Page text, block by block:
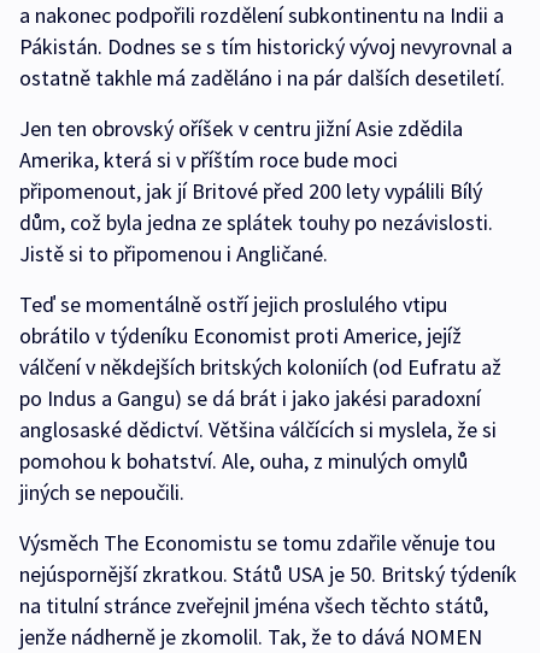
a nakonec podpořili rozdělení subkontinentu na Indii a
Pákistán. Dodnes se s tím historický vývoj nevyrovnal a
ostatně takhle má zaděláno i na pár dalších desetiletí.
Jen ten obrovský oříšek v centru jižní Asie zdědila
Amerika, která si v příštím roce bude moci
připomenout, jak jí Britové před 200 lety vypálili Bílý
dům, což byla jedna ze splátek touhy po nezávislosti.
Jistě si to připomenou i Angličané.
Teď se momentálně ostří jejich proslulého vtipu
obrátilo v týdeníku Economist proti Americe, jejíž
válčení v někdejších britských koloniích (od Eufratu až
po Indus a Gangu) se dá brát i jako jakési paradoxní
anglosaské dědictví. Většina válčících si myslela, že si
pomohou k bohatství. Ale, ouha, z minulých omylů
jiných se nepoučili.
Výsměch The Economistu se tomu zdařile věnuje tou
nejúspornější zkratkou. Států USA je 50. Britský týdeník
na titulní stránce zveřejnil jména všech těchto států,
jenže nádherně je zkomolil. Tak, že to dává NOMEN